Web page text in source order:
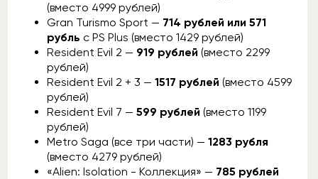
(вместо 4999 рублей)
Gran Turismo Sport — 714 рублей или 571
рубль с PS Plus (вместо 1429 рублей)
Resident Evil 2 — 919 рублей (вместо 2299
рублей)
Resident Evil 2 + 3 — 1517 рублей (вместо 4599
рублей)
Resident Evil 7 — 599 рублей (вместо 1199
рублей)
Metro Saga (все три части) — 1283 рубля
(вместо 4279 рублей)
«Alien: Isolation - Коллекция» — 785 рублей